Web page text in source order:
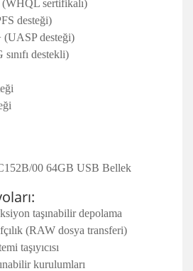
sertifikalı)
desteği)
desteği)
destekli)
00 64GB USB Bellek
taşınabilir depolama
(RAW dosya transferi)
taşıyıcısı
kurulumları